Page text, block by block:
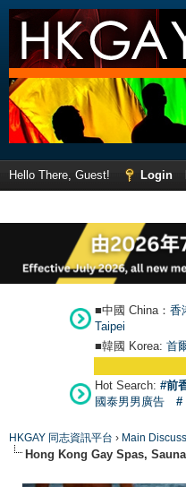
Hello There, Guest! Login
■中國 China： 香
Taipei
■韓國 Korea: 首
Hot Search: #前
國泰男男廣告
#
HKGAY 同志資訊平台 › Main
Hong Kong Gay Spas,